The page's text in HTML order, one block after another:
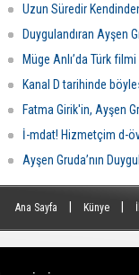
Uzun Süredir
Duygulandıran Ayşen
Müge Anlı’da Türk
Kanal D tarihinde
Fatma Girik'in, Ayşen
İ-mdat! Hizmetçim d-
Ayşen Gruda’nın
Ana Sayfa Künye